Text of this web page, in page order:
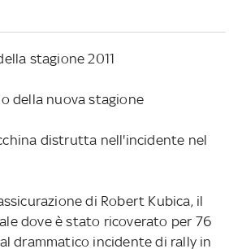
stagione 2011
della nuova stagione
distrutta nell'incidente nel
di Robert Kubica, il
dove è stato ricoverato per 76
drammatico incidente di rally in